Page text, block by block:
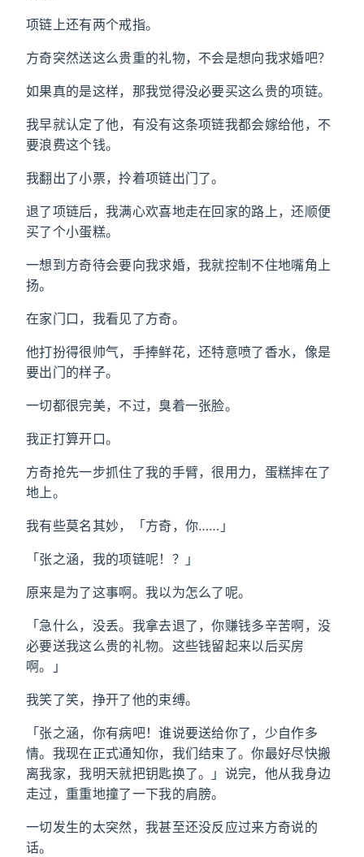
项链上还有两个戒指。
方奇突然送这么贵重的礼物，不会是想向我求婚吧？
如果真的是这样，那我觉得没必要买这么贵的项链。
我早就认定了他，有没有这条项链我都会嫁给他，不
要浪费这个钱。
我翻出了小票，拎着项链出门了。
退了项链后，我满心欢喜地走在回家的路上，还顺便
买了个小蛋糕。
一想到方奇待会要向我求婚，我就控制不住地嘴角上
扬。
在家门口，我看见了方奇。
他打扮得很帅气，手捧鲜花，还特意喷了香水，像是
要出门的样子。
一切都很完美，不过，臭着一张脸。
我正打算开口。
方奇抢先一步抓住了我的手臂，很用力，蛋糕摔在了
地上。
我有些莫名其妙，「方奇，你……」
「张之涵，我的项链呢！？」
原来是为了这事啊。我以为怎么了呢。
「急什么，没丢。我拿去退了，你赚钱多辛苦啊，没
必要送我这么贵的礼物。这些钱留起来以后买房
啊。」
我笑了笑，挣开了他的束缚。
「张之涵，你有病吧！谁说要送给你了，少自作多
情。我现在正式通知你，我们结束了。你最好尽快搬
离我家，我明天就把钥匙换了。」说完，他从我身边
走过，重重地撞了一下我的肩膀。
一切发生的太突然，我甚至还没反应过来方奇说的
话。